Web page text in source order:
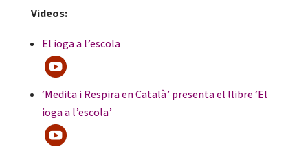
Videos:
El ioga a l’escola
‘Medita i Respira en Català’ presenta el llibre ‘El
ioga a l’escola’